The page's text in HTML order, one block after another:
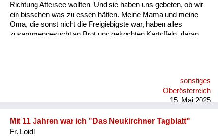
Richtung Attersee wollten. Und sie haben uns gebeten, ob wir
ein bisschen was zu essen hätten. Meine Mama und meine
Oma, die sonst nicht die Freigiebigste war, haben alles
zusammengesucht an Brot und gekochten Kartoffeln, daran
sonstiges
Oberösterreich
15. Mai 2025
Mit 11 Jahren war ich "Das Neukirchner Tagblatt"
Fr. Loidl